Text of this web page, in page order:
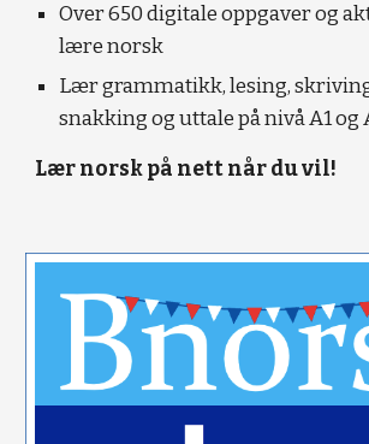
Over 650 digitale oppgaver og
lære norsk
Lær grammatikk, lesing,
snakking og uttale på nivå A1 og
Lær norsk på nett når du vil!